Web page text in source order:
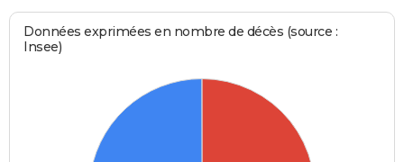
Données exprimées en nombre de décès (source :
Insee)